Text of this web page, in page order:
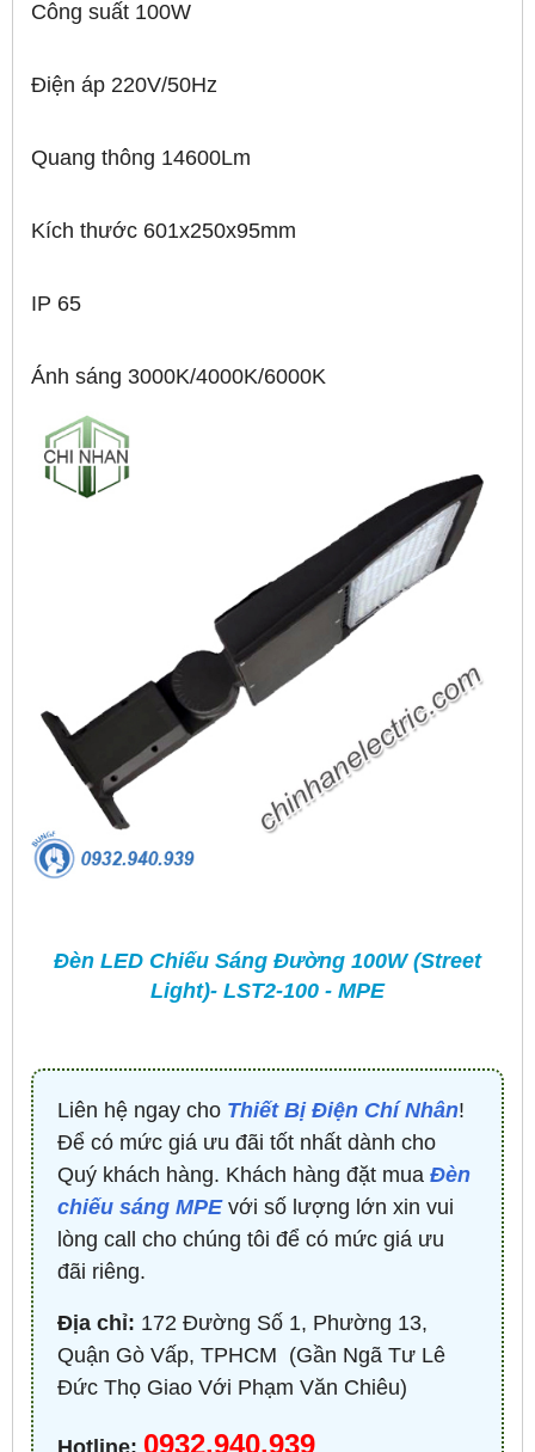
Công suất 100W
Điện áp 220V/50Hz
Quang thông 14600Lm
Kích thước 601x250x95mm
IP 65
Ánh sáng 3000K/4000K/6000K
Đèn LED Chiếu Sáng Đường 100W (Street
Light)- LST2-100 - MPE
Liên hệ ngay cho Thiết Bị Điện Chí Nhân!
Để có mức giá ưu đãi tốt nhất dành cho
Quý khách hàng. Khách hàng đặt mua Đèn
chiếu sáng MPEvới số lượng lớn xin vui
lòng call cho chúng tôi để có mức giá ưu
đãi riêng.
Địa chỉ: 172 Đường Số 1, Phường 13,
Quận Gò Vấp, TPHCM ​ (Gần Ngã Tư Lê
Đức Thọ Giao Với Phạm Văn Chiêu)
Hotline: 0932.940.939